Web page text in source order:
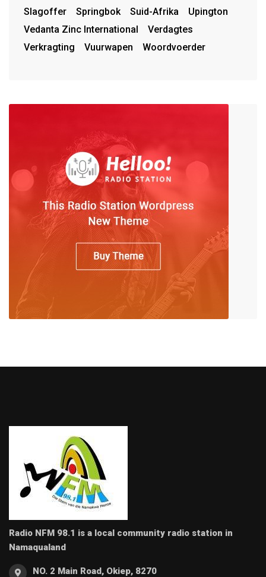
Slagoffer
Springbok Suid-Afrika
Upington
Vedanta Zinc International
Verdagtes
Verkragting
Vuurwapen Woordvoerder
Radio NFM 98.1 is a local community radio station in
Namaqualand
NO. 2 Main Road, Okiep, 8270